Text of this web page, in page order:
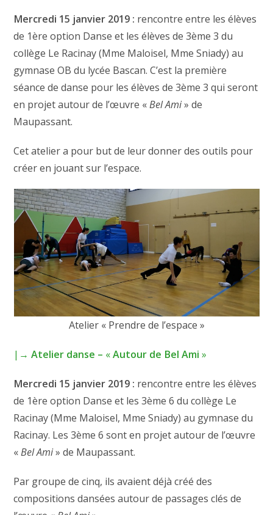
Mercredi 15 janvier 2019 : rencontre entre les élèves
de 1ère option Danse et les élèves de 3ème 3 du
collège Le Racinay (Mme Maloisel, Mme Sniady) au
gymnase OB du lycée Bascan. C’est la première
séance de danse pour les élèves de 3ème 3 qui seront
en projet autour de l’œuvre «Bel Ami» de
Maupassant.
Cet atelier a pour but de leur donner des outils pour
créer en jouant sur l’espace.
Atelier « Prendre de l’espace »
|→Atelier danse – «Autour de Bel Ami »
Mercredi 15 janvier 2019 : rencontre entre les élèves
de 1ère option Danse et les 3ème 6 du collège Le
Racinay (Mme Maloisel, Mme Sniady) au gymnase du
Racinay. Les 3ème 6 sont en projet autour de l’œuvre
«Bel Ami» de Maupassant.
Par groupe de cinq, ils avaient déjà créé des
compositions dansées autour de passages clés de